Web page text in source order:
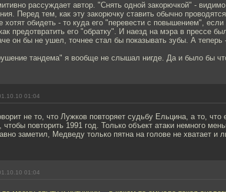
рассуждает автор. "Снять одной закорючкой" -
Перед тем, как эту закорючку ставить обычно
хотят обидеть - то куда его "перевести с повышением",
предотвратить его "обратку". И наезд на мэра в прессе
он бы не ушел, точнее стал бы показывать зубы. А теперь
тандема" я вообще не слышал нигде. Да и было бы
01:04
не то, что Лужков повторяет судьбу Ельцина, а то,
чтобы повторить 1991 год. Только объект атаки немного
заметил, Медведу только пятна на голове не хватает и
01:04